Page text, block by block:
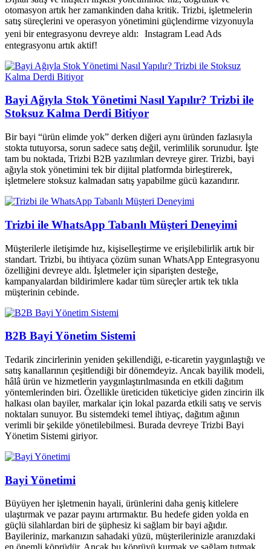
otomasyon artık her zamankinden daha kritik. Trizbi, işletmelerin
satış süreçlerini ve operasyon yönetimini güçlendirme vizyonuyla
yeni bir entegrasyonu devreye aldı: Instagram Lead Ads
entegrasyonu artık aktif!
Bayi Ağıyla Stok Yönetimi Nasıl Yapılır? Trizbi ile
Stoksuz Kalma Derdi Bitiyor
Bir bayi “ürün elimde yok” derken diğeri aynı üründen fazlasıyla
stokta tutuyorsa, sorun sadece satış değil, verimlilik sorunudur. İşte
tam bu noktada, Trizbi B2B yazılımları devreye girer. Trizbi, bayi
ağıyla stok yönetimini tek bir dijital platformda birleştirerek,
işletmelere stoksuz kalmadan satış yapabilme gücü kazandırır.
Trizbi ile WhatsApp Tabanlı Müşteri Deneyimi
Müşterilerle iletişimde hız, kişiselleştirme ve erişilebilirlik artık bir
standart. Trizbi, bu ihtiyaca çözüm sunan WhatsApp Entegrasyonu
özelliğini devreye aldı. İşletmeler için siparişten desteğe,
kampanyalardan bildirimlere kadar tüm süreçler artık tek tıkla
müşterinin cebinde.
B2B Bayi Yönetim Sistemi
Tedarik zincirlerinin yeniden şekillendiği, e-ticaretin yaygınlaştığı ve
satış kanallarının çeşitlendiği bir dönemdeyiz. Ancak bayilik modeli,
hâlâ ürün ve hizmetlerin yaygınlaştırılmasında en etkili dağıtım
yöntemlerinden biri. Özellikle üreticiden tüketiciye giden zincirin ilk
halkası olan bayiler, markalar için lokal pazarda etkili satış ve servis
noktaları sunuyor. Bu sistemdeki temel ihtiyaç, dağıtım ağının
verimli bir şekilde yönetilebilmesi. Burada devreye Trizbi Bayi
Yönetim Sistemi giriyor.
Bayi Yönetimi
Büyüyen her işletmenin hayali, ürünlerini daha geniş kitlelere
ulaştırmak ve pazar payını artırmaktır. Bu hedefe giden yolda en
güçlü silahlardan biri de şüphesiz ki sağlam bir bayi ağıdır.
Bayileriniz, markanızın sahadaki yüzü, müşterilerinizle aranızdaki